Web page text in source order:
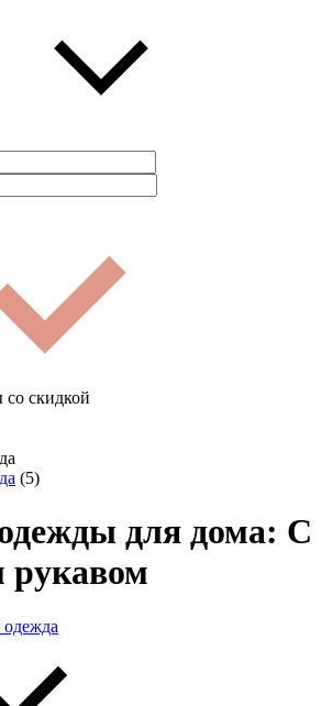
со скидкой
(5)
для дома: С
рукавом